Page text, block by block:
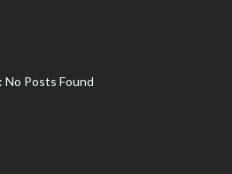
No Posts Found